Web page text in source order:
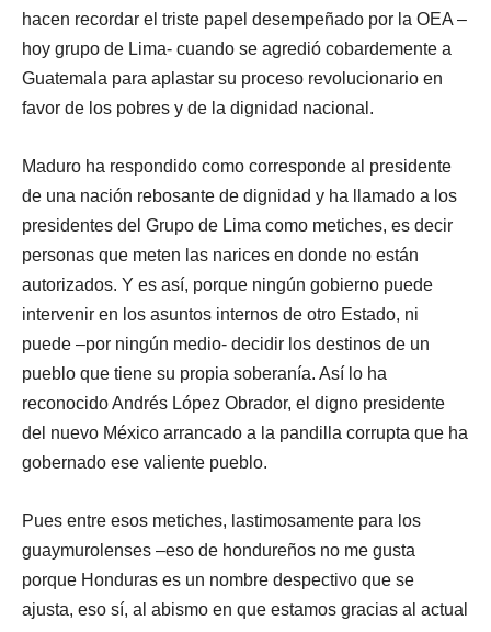
hacen recordar el triste papel desempeñado por la OEA –
hoy grupo de Lima- cuando se agredió cobardemente a
Guatemala para aplastar su proceso revolucionario en
favor de los pobres y de la dignidad nacional.
Maduro ha respondido como corresponde al presidente
de una nación rebosante de dignidad y ha llamado a los
presidentes del Grupo de Lima como metiches, es decir
personas que meten las narices en donde no están
autorizados. Y es así, porque ningún gobierno puede
intervenir en los asuntos internos de otro Estado, ni
puede –por ningún medio- decidir los destinos de un
pueblo que tiene su propia soberanía. Así lo ha
reconocido Andrés López Obrador, el digno presidente
del nuevo México arrancado a la pandilla corrupta que ha
gobernado ese valiente pueblo.
Pues entre esos metiches, lastimosamente para los
guaymurolenses –eso de hondureños no me gusta
porque Honduras es un nombre despectivo que se
ajusta, eso sí, al abismo en que estamos gracias al actual